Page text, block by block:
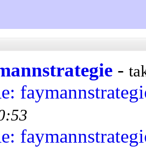
-